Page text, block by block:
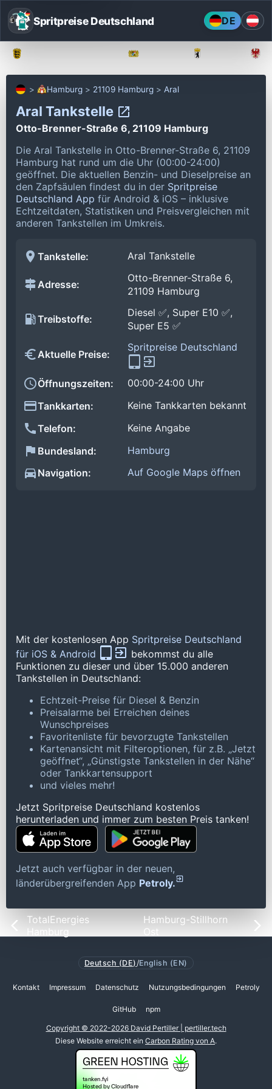
Spritpreise Deutschland DE
Hamburg 21109 Hamburg Aral
Aral Tankstelle
Otto-Brenner-Straße 6, 21109 Hamburg
Die Aral Tankstelle in Otto-Brenner-Straße 6, 21109
Hamburg hat rund um die Uhr (00:00-24:00)
geöffnet. Die aktuellen Benzin- und Dieselpreise an
den Zapfsäulen findest du in der Spritpreise
Deutschland App für Android & iOS – inklusive
Echtzeitdaten, Statistiken und Preisvergleichen mit
anderen Tankstellen im Umkreis.
Tankstelle: Aral Tankstelle
Adresse:
Otto-Brenner-Straße 6,
21109 Hamburg
Treibstoffe:
Diesel ✅, Super E10 ✅,
Super E5 ✅
Aktuelle Preise:
Spritpreise Deutschland
Öffnungszeiten:
00:00-24:00 Uhr
Tankkarten:
Keine Tankkarten bekannt
Telefon:
Keine Angabe
Bundesland:
Hamburg
Navigation:
Auf Google Maps öffnen
Mit der kostenlosen App Spritpreise Deutschland
für iOS & Android
bekommst du alle
Funktionen zu dieser und über 15.000 anderen
Tankstellen in Deutschland:
Echtzeit-Preise für Diesel & Benzin
Preisalarme bei Erreichen deines
Wunschpreises
Favoritenliste für bevorzugte Tankstellen
Kartenansicht mit Filteroptionen, für z.B. „Jetzt
geöffnet“, „Günstigste Tankstellen in der Nähe“
oder Tankkartensupport
und vieles mehr!
Jetzt Spritpreise Deutschland kostenlos
herunterladen und immer zum besten Preis tanken!
Jetzt auch verfügbar in der neuen,
länderübergreifenden App Petroly.
TotalEnergies
Hamburg
Hamburg-Stillhorn
Ost
Deutsch (DE) /English (EN)
Kontakt Impressum Datenschutz Nutzungsbedingungen Petroly
GitHub npm
Copyright © 2022-2026 David Pertiller | pertiller.tech
Diese Website erreicht ein Carbon Rating von A.